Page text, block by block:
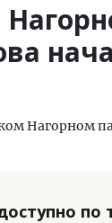
Нагорном
по